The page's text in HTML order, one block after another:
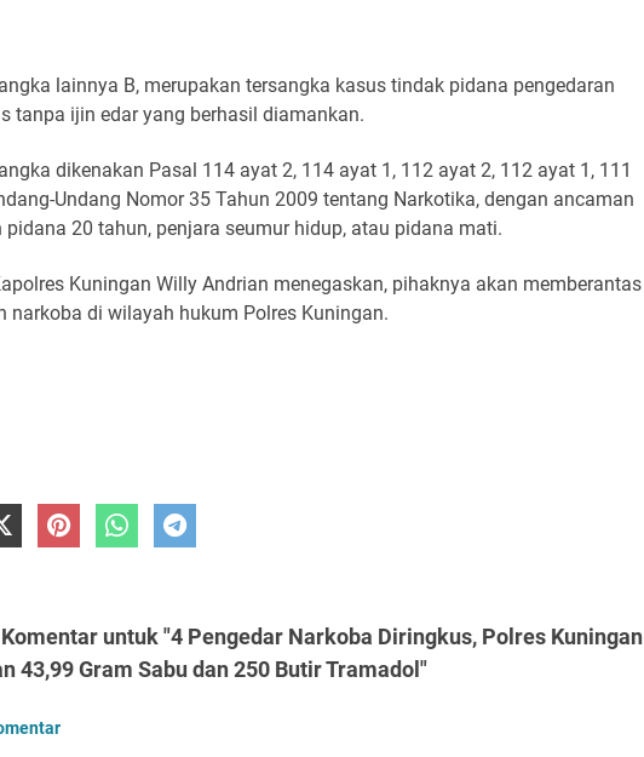
lainnya B, merupakan tersangka kasus tindak pidana pengedaran
tanpa ijin edar yang berhasil diamankan.
dikenakan Pasal 114 ayat 2, 114 ayat 1, 112 ayat 2, 112 ayat 1, 111
Undang Nomor 35 Tahun 2009 tentang Narkotika, dengan ancaman
pidana 20 tahun, penjara seumur hidup, atau pidana mati.
Kuningan Willy Andrian menegaskan, pihaknya akan memberantas
narkoba di wilayah hukum Polres Kuningan.
untuk "4 Pengedar Narkoba Diringkus, Polres Kuningan
43,99 Gram Sabu dan 250 Butir Tramadol"